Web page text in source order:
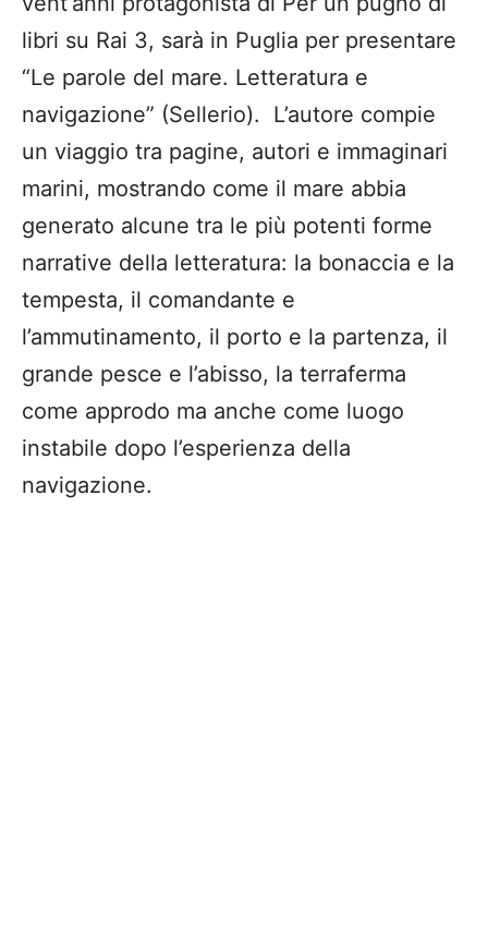
libri su Rai 3, sarà in Puglia per presentare
“Le parole del mare. Letteratura e
navigazione” (Sellerio). L’autore compie
un viaggio tra pagine, autori e immaginari
marini, mostrando come il mare abbia
generato alcune tra le più potenti forme
narrative della letteratura: la bonaccia e la
tempesta, il comandante e
l’ammutinamento, il porto e la partenza, il
grande pesce e l’abisso, la terraferma
come approdo ma anche come luogo
instabile dopo l’esperienza della
navigazione.